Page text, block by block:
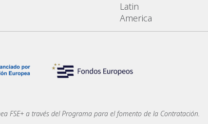
Latin
America
FSE+ a través del Programa para el fomento de la Contratación.